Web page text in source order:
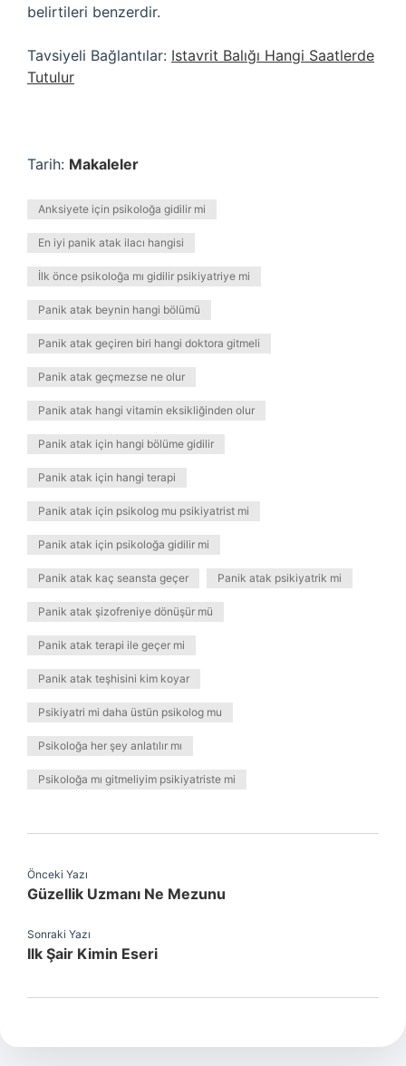
belirtileri benzerdir.
Tavsiyeli Bağlantılar: Istavrit Balığı Hangi Saatlerde
Tutulur
Tarih: Makaleler
Anksiyete için psikoloğa gidilir mi
En iyi panik atak ilacı hangisi
İlk önce psikoloğa mı gidilir psikiyatriye mi
Panik atak beynin hangi bölümü
Panik atak geçiren biri hangi doktora gitmeli
Panik atak geçmezse ne olur
Panik atak hangi vitamin eksikliğinden olur
Panik atak için hangi bölüme gidilir
Panik atak için hangi terapi
Panik atak için psikolog mu psikiyatrist mi
Panik atak için psikoloğa gidilir mi
Panik atak kaç seansta geçer Panik atak psikiyatrik mi
Panik atak şizofreniye dönüşür mü
Panik atak terapi ile geçer mi
Panik atak teşhisini kim koyar
Psikiyatri mi daha üstün psikolog mu
Psikoloğa her şey anlatılır mı
Psikoloğa mı gitmeliyim psikiyatriste mi
Önceki Yazı
Güzellik Uzmanı Ne Mezunu
Sonraki Yazı
Ilk Şair Kimin Eseri